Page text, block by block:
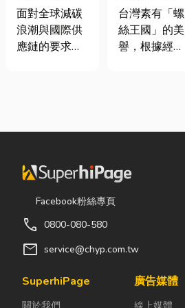
業挑選四大永
續顧問服務的
實用指南
面對全球減碳
浪潮與國際供
應鏈的要求，
要求提供「碳
「永續報告
書」。這讓不
少傳產老闆感
底 ESG 永續是
什麼？我們公
真的需要找
挾具頻繁耗
損？3大關鍵
提升扣件成型
台灣素有「螺
絲王國」的美
譽，根據經濟
額高達 42.1
731816）產
戶對扣件精度
日益嚴苛的趨
Facebook粉絲專頁
call 0800-080-580
mail service@chyp.com.tw
SuperhiPage
關於我們
廣告媒體
線上媒體